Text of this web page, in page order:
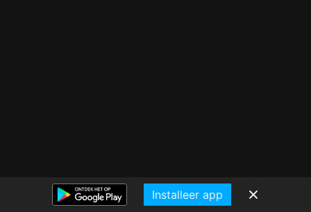
Installeer app